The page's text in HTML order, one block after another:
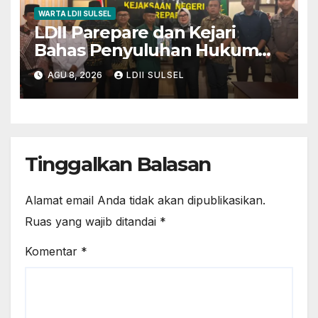
WARTA LDII SULSEL
LDII Parepare dan Kejari
Bahas Penyuluhan Hukum
untuk Warga dan Masyarakat
AGU 8, 2026 LDII SULSEL
Tinggalkan Balasan
Alamat email Anda tidak akan dipublikasikan.
Ruas yang wajib ditandai *
Komentar *